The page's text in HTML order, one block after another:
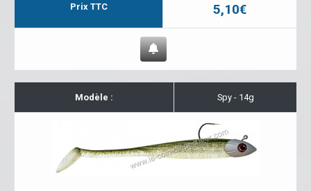
Prix TTC 5,10€
Modèle : Spy - 14g